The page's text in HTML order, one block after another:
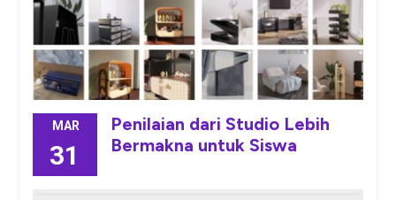
MAR
31
Penilaian dari Studio Lebih
Bermakna untuk Siswa